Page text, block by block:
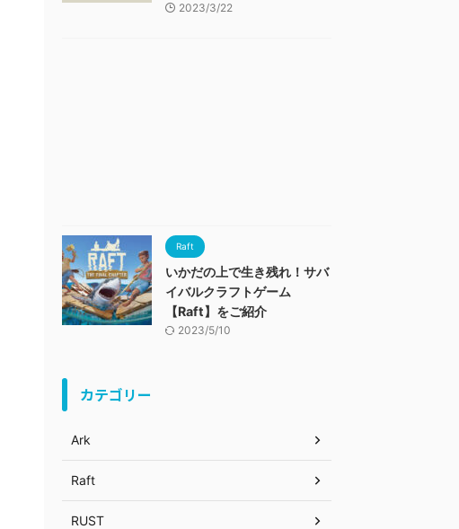
2023/3/22
Raft
いかだの上で生き残れ！サバ
イバルクラフトゲーム
【Raft】をご紹介
2023/5/10
カテゴリー
Ark
Raft
RUST